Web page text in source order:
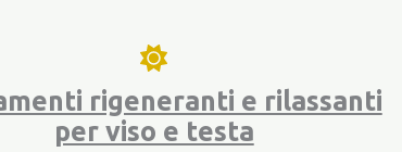
rigeneranti e rilassanti
per viso e testa